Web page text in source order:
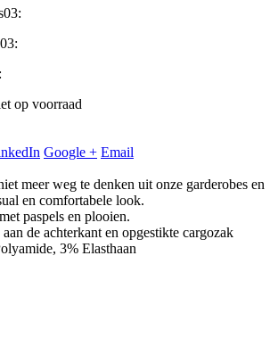
op voorraad
Google + Email
meer weg te denken uit onze garderobes en
en comfortabele look.
paspels en plooien.
de achterkant en opgestikte cargozak
3% Elasthaan